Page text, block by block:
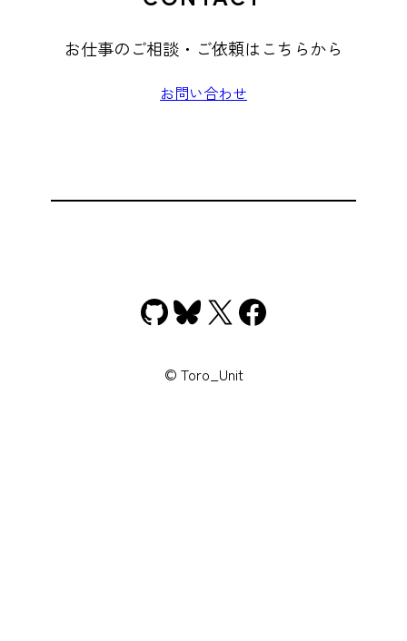
お仕事のご相談・ご依頼はこちらから
お問い合わせ
GitHub
Bluesky
X Facebook
© Toro_Unit